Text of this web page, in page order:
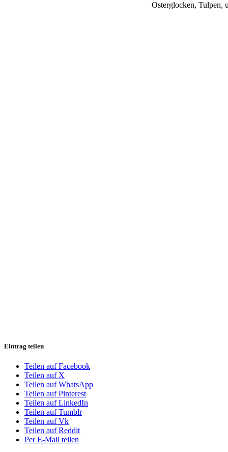
Osterglocken, Tulpen,
Eintrag teilen
Teilen auf Facebook
Teilen auf X
Teilen auf WhatsApp
Teilen auf Pinterest
Teilen auf LinkedIn
Teilen auf Tumblr
Teilen auf Vk
Teilen auf Reddit
Per E-Mail teilen